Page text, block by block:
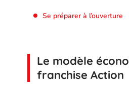
Se préparer à l’ouverture
Le modèle
franchise Action